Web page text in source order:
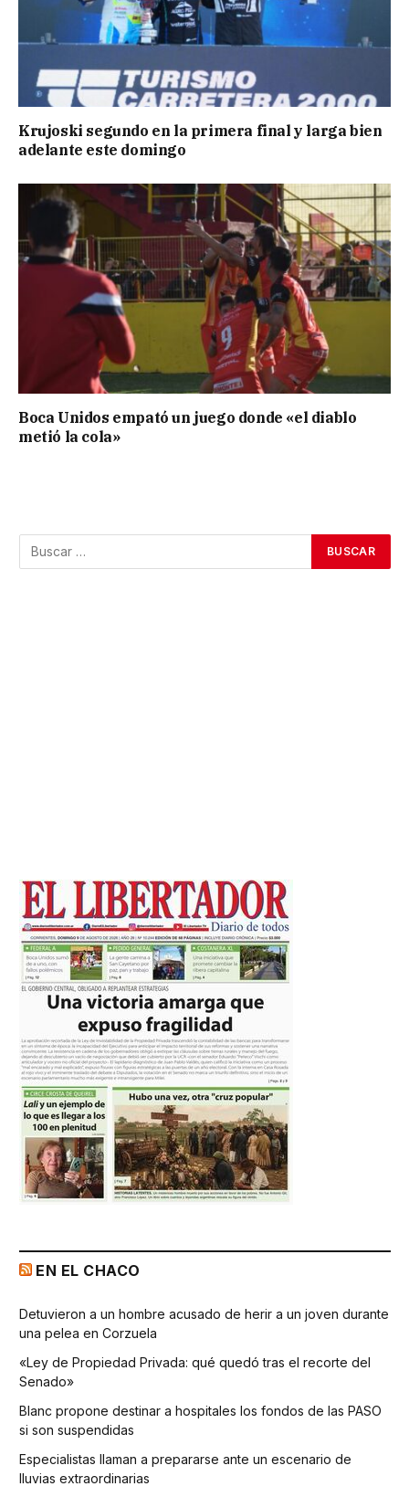
Krujoski segundo en la primera final y larga bien
adelante este domingo
Boca Unidos empató un juego donde «el diablo
metió la cola»
EN EL CHACO
Detuvieron a un hombre acusado de herir a un joven durante
una pelea en Corzuela
«Ley de Propiedad Privada: qué quedó tras el recorte del
Senado»
Blanc propone destinar a hospitales los fondos de las PASO
si son suspendidas
Especialistas llaman a prepararse ante un escenario de
lluvias extraordinarias